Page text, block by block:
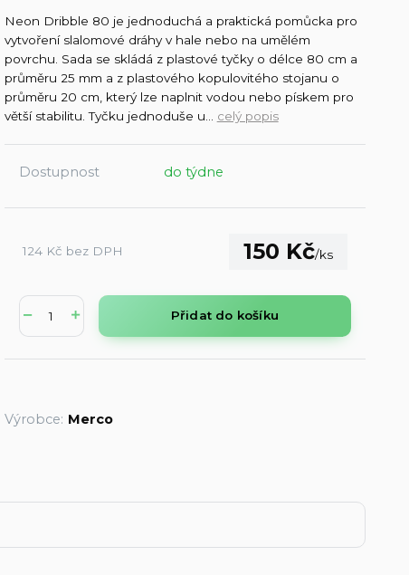
Neon Dribble 80 je jednoduchá a praktická pomůcka pro
vytvoření slalomové dráhy v hale nebo na umělém
povrchu. Sada se skládá z plastové tyčky o délce 80 cm a
průměru 25 mm a z plastového kopulovitého stojanu o
průměru 20 cm, který lze naplnit vodou nebo pískem pro
větší stabilitu. Tyčku jednoduše u... celý popis
Dostupnost do týdne
150 Kč/ks
124 Kč bez DPH
Přidat do košíku
Výrobce: Merco